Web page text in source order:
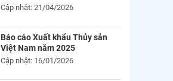
Cập nhật: 21/04/2026
Báo cáo Xuất khẩu Thủy sản
Việt Nam năm 2025
Cập nhật: 16/01/2026